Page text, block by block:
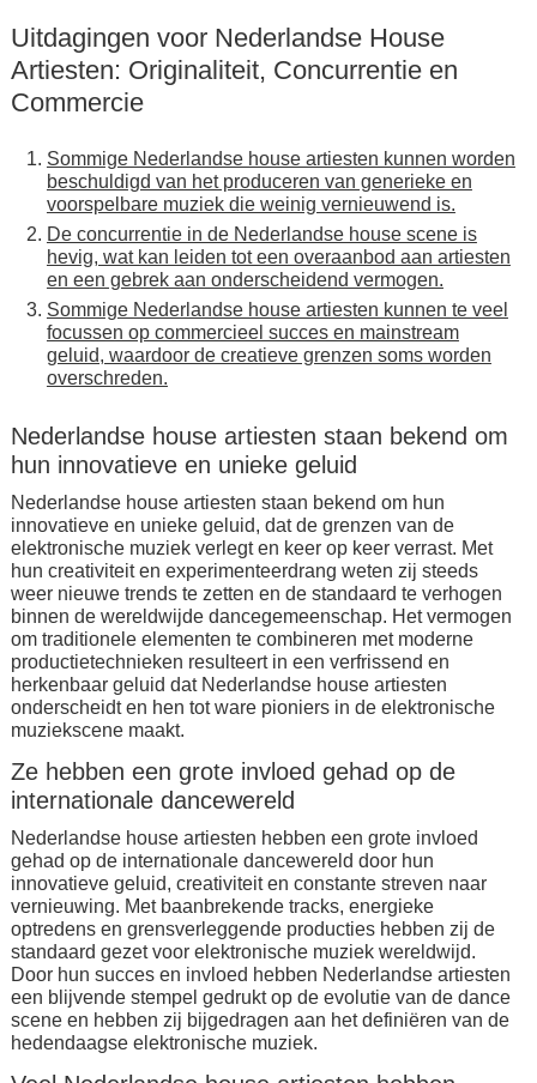
Uitdagingen voor Nederlandse House
Artiesten: Originaliteit, Concurrentie en
Commercie
Sommige Nederlandse house artiesten kunnen worden
beschuldigd van het produceren van generieke en
voorspelbare muziek die weinig vernieuwend is.
De concurrentie in de Nederlandse house scene is
hevig, wat kan leiden tot een overaanbod aan artiesten
en een gebrek aan onderscheidend vermogen.
Sommige Nederlandse house artiesten kunnen te veel
focussen op commercieel succes en mainstream
geluid, waardoor de creatieve grenzen soms worden
overschreden.
Nederlandse house artiesten staan bekend om
hun innovatieve en unieke geluid
Nederlandse house artiesten staan bekend om hun
innovatieve en unieke geluid, dat de grenzen van de
elektronische muziek verlegt en keer op keer verrast. Met
hun creativiteit en experimenteerdrang weten zij steeds
weer nieuwe trends te zetten en de standaard te verhogen
binnen de wereldwijde dancegemeenschap. Het vermogen
om traditionele elementen te combineren met moderne
productietechnieken resulteert in een verfrissend en
herkenbaar geluid dat Nederlandse house artiesten
onderscheidt en hen tot ware pioniers in de elektronische
muziekscene maakt.
Ze hebben een grote invloed gehad op de
internationale dancewereld
Nederlandse house artiesten hebben een grote invloed
gehad op de internationale dancewereld door hun
innovatieve geluid, creativiteit en constante streven naar
vernieuwing. Met baanbrekende tracks, energieke
optredens en grensverleggende producties hebben zij de
standaard gezet voor elektronische muziek wereldwijd.
Door hun succes en invloed hebben Nederlandse artiesten
een blijvende stempel gedrukt op de evolutie van de dance
scene en hebben zij bijgedragen aan het definiëren van de
hedendaagse elektronische muziek.